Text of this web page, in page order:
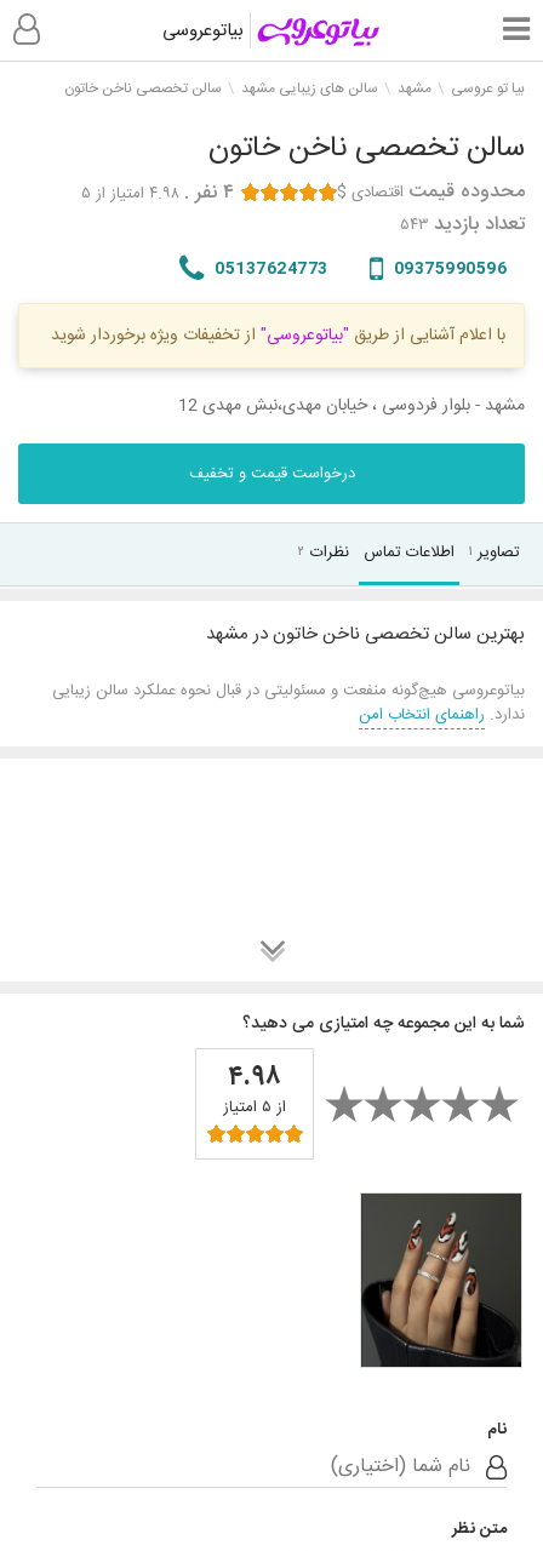
بیاتوعروسی
سالن تخصصی ناخن خاتون
محدوده قیمت اقتصادی $ ۴نفر. ۴.۹۸ امتیاز از ۵
تعداد بازدید ۵۴۳
09375990596
05137624773
با اعلام آشنایی از طریق "بیاتوعروسی" از تخفیفات ویژه برخوردار شوید
مشهد - بلوار فردوسی ، خیابان مهدی،نبش مهدی 12
درخواست قیمت و تخفیف
بیا تو عروسی مشهد سالن های زیبایی مشهد سالن تخصصی ناخن خاتون
تصاویر ۱ اطلاعات تماس نظرات ۲
بهترین سالن تخصصی ناخن خاتون در مشهد
شما به این مجموعه چه امتیازی می دهید؟
۴.۹۸
از ۵ امتیاز
خاتون
نام
متن نظر
بیاتوعروسی هیچ‌گونه منفعت و مسئولیتی در قبال نحوه عملکرد سالن زیبایی
ندارد. راهنمای انتخاب امن